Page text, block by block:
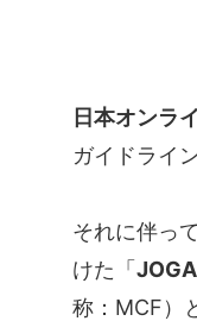
日本オンラ
ガイドライ
それに伴っ
けた「
称：MCF）